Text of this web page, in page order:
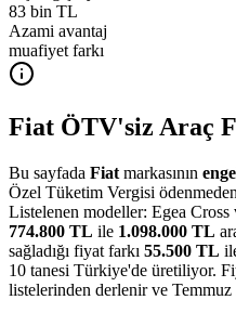
83 bin TL
Azami avantaj
muafiyet farkı
Fiat ÖTV'siz Araç
Bu sayfada Fiat markasının
Özel Tüketim Vergisi ödenmeden
Listelenen modeller: Egea Cross
774.800 TL ile 1.098.000 TL
sağladığı fiyat farkı 55.500 TL
10 tanesi Türkiye'de üretiliyor.
listelerinden derlenirve Temmuz